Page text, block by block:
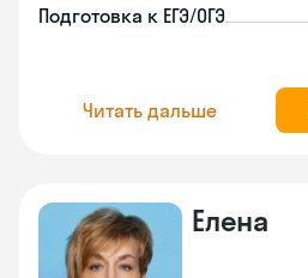
Подготовка к ЕГЭ/ОГЭ
Читать дальше
Елена